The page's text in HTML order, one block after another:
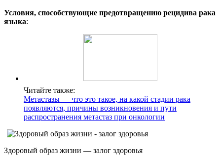
Условия, способствующие предотвращению рецидива рака
языка:
Читайте также:
Метастазы — что это такое, на какой стадии рака
появляются, причины возникновения и пути
распространения метастаз при онкологии
Здоровый образ жизни — залог здоровья